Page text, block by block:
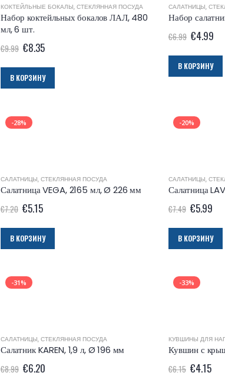
КОКТЕЙЛЬНЫЕ БОКАЛЫ, СТЕКЛЯННАЯ ПОСУДА
Набор коктейльных бокалов ЛАЛ, 480
мл, 6 шт.
€9.99 €8.35
В КОРЗИНУ
САЛАТНИЦЫ,
Набор
€6.99 €4.99
В КОРЗИНУ
-28%
САЛАТНИЦЫ, СТЕКЛЯННАЯ ПОСУДА
Салатница VEGA, 2165 мл, Ø 226 мм
€7.20 €5.15
В КОРЗИНУ
-20%
САЛАТНИЦЫ,
Салатница
€7.49 €5.99
В КОРЗИНУ
-31%
САЛАТНИЦЫ, СТЕКЛЯННАЯ ПОСУДА
Салатник KAREN, 1,9 л, Ø 196 мм
€8.99 €6.20
-33%
КУВШИНЫ ДЛЯ
Кувшин с
€6.15 €4.15